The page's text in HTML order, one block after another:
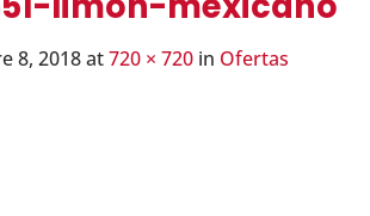
8, 2018at720 × 720 in Ofertas